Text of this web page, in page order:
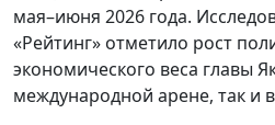
мая–июня 2026 года.
«Рейтинг» отметило рост
экономического веса главы
международной арене, так и